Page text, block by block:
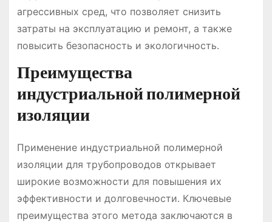
агрессивных сред, что позволяет снизить
затраты на эксплуатацию и ремонт, а также
повысить безопасность и экологичность.
Преимущества
индустриальной полимерной
изоляции
Применение индустриальной полимерной
изоляции для трубопроводов открывает
широкие возможности для повышения их
эффективности и долговечности. Ключевые
преимущества этого метода заключаются в